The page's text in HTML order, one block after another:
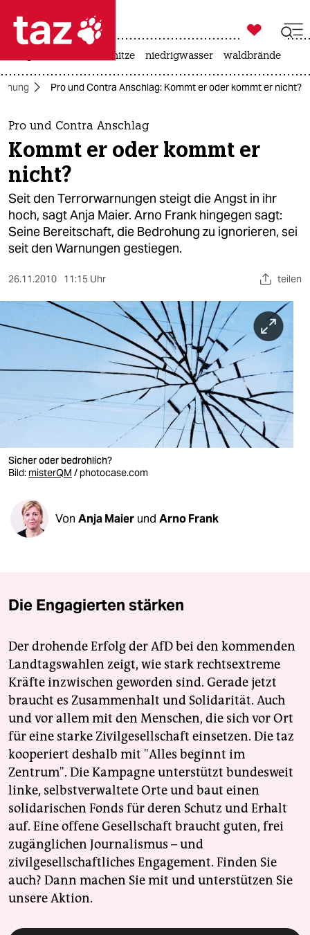
 taz zahl ich
taz zahl ich
themen
politik
öko
gesellschaft
kultur
sport
berlin
wahrheit
verlag
veranstaltungen
fragen & hilfe
unterstützen
genossenschaft

taz zahl ich
hitze niedrigwasser waldbrände
Pro und Contra Anschlag: Kommt er oder kommt er nicht?
Pro und Contra Anschlag
Kommt er oder kommt er
nicht?
Seit den Terrorwarnungen steigt die Angst in ihr
hoch, sagt Anja Maier. Arno Frank hingegen sagt:
Seine Bereitschaft, die Bedrohung zu ignorieren, sei
seit den Warnungen gestiegen.
26.11.2010 11:15 Uhr teilen
Sicher oder bedrohlich?
Bild: misterQM / photocase.com
Von Anja Maier und Arno Frank
Die Engagierten stärken
Der drohende Erfolg der AfD bei den kommenden
Landtagswahlen zeigt, wie stark rechtsextreme
Kräfte inzwischen geworden sind. Gerade jetzt
braucht es Zusammenhalt und Solidarität. Auch
und vor allem mit den Menschen, die sich vor Ort
für eine starke Zivilgesellschaft einsetzen. Die taz
kooperiert deshalb mit "Alles beginnt im
Zentrum". Die Kampagne unterstützt bundesweit
linke, selbstverwaltete Orte und baut einen
solidarischen Fonds für deren Schutz und Erhalt
auf. Eine offene Gesellschaft braucht guten, frei
zugänglichen Journalismus – und
zivilgesellschaftliches Engagement. Finden Sie
auch? Dann machen Sie mit und unterstützen Sie
unsere Aktion.